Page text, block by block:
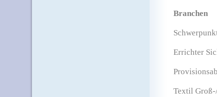
Branchen
Errichter
Textil